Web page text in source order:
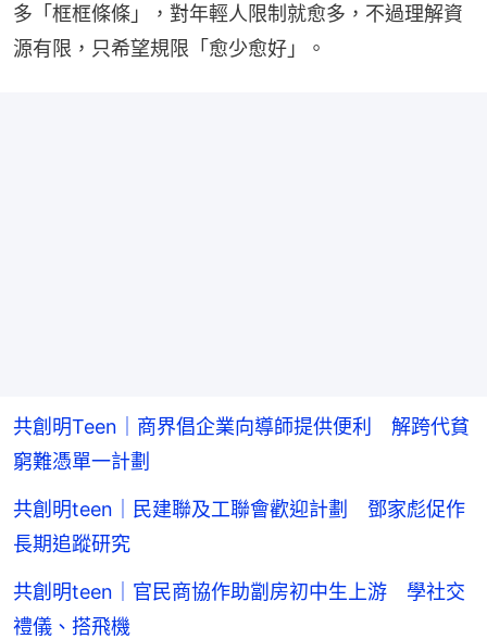
多「框框條條」，對年輕人限制就愈多，不過理解資
源有限，只希望規限「愈少愈好」。
共創明Teen｜商界倡企業向導師提供便利 解跨代貧
窮難憑單一計劃
共創明teen｜民建聯及工聯會歡迎計劃 鄧家彪促作
長期追蹤研究
共創明teen｜官民商協作助劏房初中生上游 學社交
禮儀、搭飛機